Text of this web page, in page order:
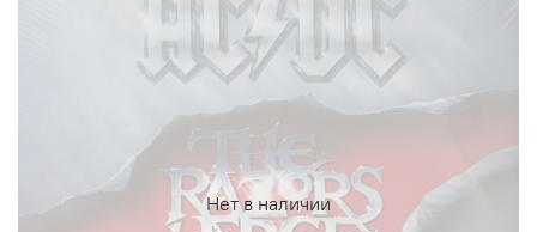
Нет в наличии